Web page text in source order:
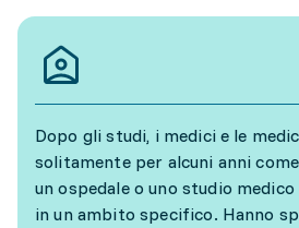
Dopo gli studi, i medici e le
solitamente per alcuni anni
un ospedale o uno studio
in un ambito specifico. Hanno